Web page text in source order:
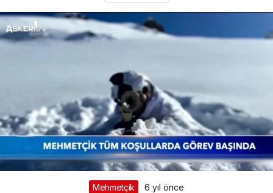
Mehmetçik 6 yıl önce